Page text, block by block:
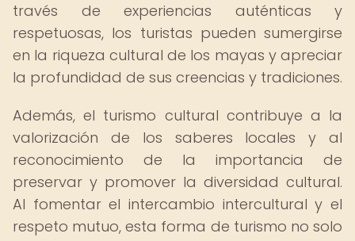
través de experiencias auténticas y
respetuosas, los turistas pueden sumergirse
en la riqueza cultural de los mayas y apreciar
la profundidad de sus creencias y tradiciones.
Además, el turismo cultural contribuye a la
valorización de los saberes locales y al
reconocimiento de la importancia de
preservar y promover la diversidad cultural.
Al fomentar el intercambio intercultural y el
respeto mutuo, esta forma de turismo no solo